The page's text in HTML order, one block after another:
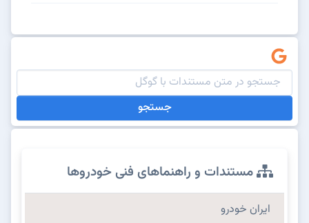
جستجو
مستندات و راهنماهای فنی خودروها
ایران خودرو